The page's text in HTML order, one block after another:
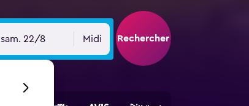
sam. 22/8 Midi Rechercher